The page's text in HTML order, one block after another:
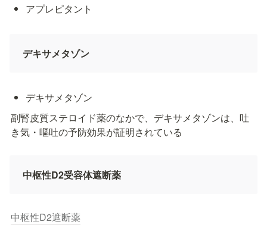
アプレピタント
デキサメタゾン
デキサメタゾン
副腎皮質ステロイド薬のなかで、デキサメタゾンは、吐
き気・嘔吐の予防効果が証明されている
中枢性D2受容体遮断薬
中枢性D2遮断薬